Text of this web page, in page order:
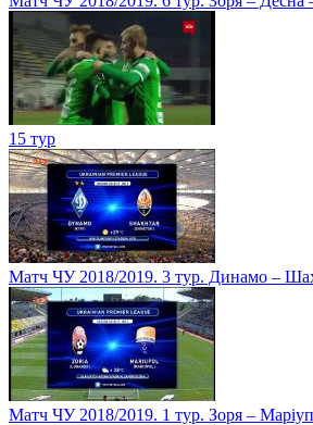
15 тур
Матч ЧУ 2018/2019. 3 тур. Динамо –
Матч ЧУ 2018/2019. 1 тур. Зоря –